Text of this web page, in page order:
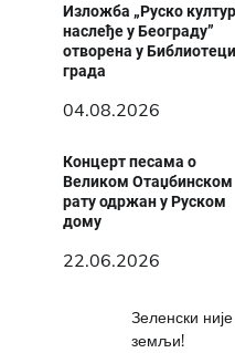
Изложба „Руско
наслеђе у Београду”
отворена у Библиотеци
града
04.08.2026
Концерт песама о
Великом Отаџбинском
рату одржан у Руском
дому
22.06.2026
Зеленски
земљи!